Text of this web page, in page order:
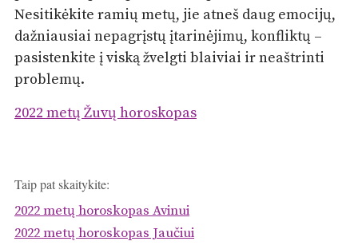
Nesitikėkite ramių metų, jie atneš daug emocijų,
dažniausiai nepagrįstų įtarinėjimų, konfliktų –
pasistenkite į viską žvelgti blaiviai ir neaštrinti
problemų.
2022 metų Žuvų horoskopas
Taip pat skaitykite:
2022 metų horoskopas Avinui
2022 metų horoskopas Jaučiui